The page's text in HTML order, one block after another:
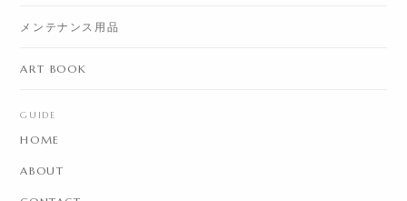
メンテナンス用品
ART BOOK
GUIDE
HOME
ABOUT